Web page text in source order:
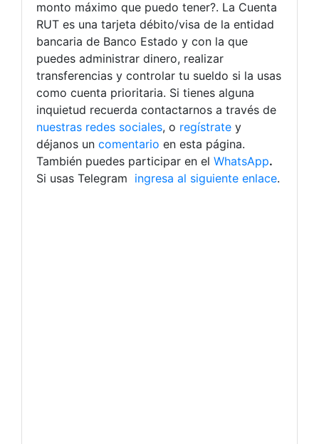
monto máximo que puedo tener?. La Cuenta
RUT es una tarjeta débito/visa de la entidad
bancaria de Banco Estado y con la que
puedes administrar dinero, realizar
transferencias y controlar tu sueldo si la usas
como cuenta prioritaria. Si tienes alguna
inquietud recuerda contactarnos a través de
nuestras redes sociales, o regístrate y
déjanos un comentario en esta página.
También puedes participar en el WhatsApp.
Si usas Telegram ingresa al siguiente enlace.